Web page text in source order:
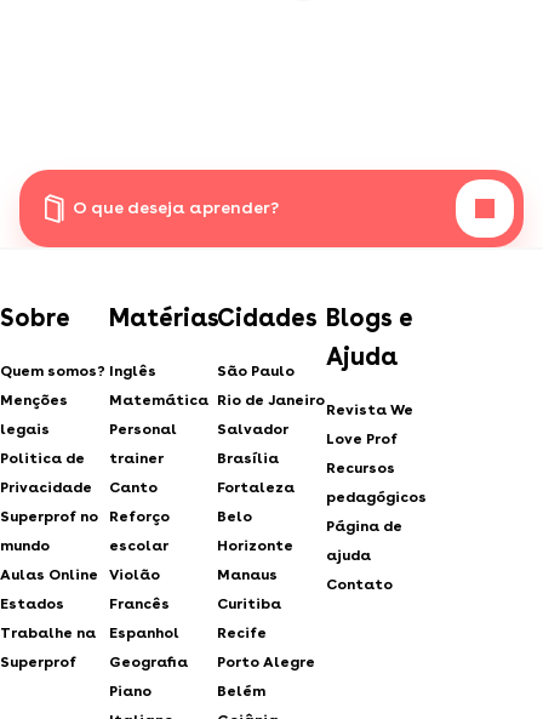
O que deseja aprender?
Sobre
Quem somos?
Menções
legais
Politica de
Privacidade
Superprof no
mundo
Aulas Online
Estados
Trabalhe na
Superprof
Matérias
Inglês
Matemática
Personal
trainer
Canto
Reforço
escolar
Violão
Francês
Espanhol
Geografia
Piano
Cidades
São Paulo
Rio de Janeiro
Salvador
Brasília
Fortaleza
Belo
Horizonte
Manaus
Curitiba
Recife
Porto Alegre
Belém
Blogs e
Ajuda
Revista We
Love Prof
Recursos
pedagógicos
Página de
ajuda
Contato